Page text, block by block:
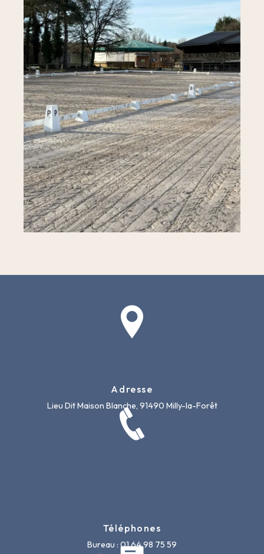
Adresse
Lieu Dit Maison Blanche, 91490 Milly-la-Forêt
Téléphones
Bureau : 01 64 98 75 59